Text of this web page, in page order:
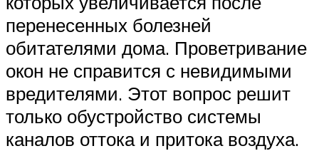
перенесенных болезней
обитателями дома. Проветривание
окон не справится с невидимыми
вредителями. Этот вопрос решит
только обустройство системы
каналов оттока и притока воздуха.